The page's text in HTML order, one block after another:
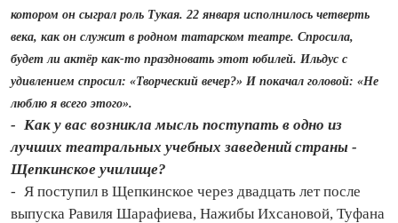
котором он сыграл роль Тукая. 22 января исполнилось четверть
века, как он служит в родном татарском театре. Спросила,
будет ли актёр как‑то праздновать этот юбилей. Ильдус с
удивлением спросил: «Творческий вечер?» И покачал головой: «Не
люблю я всего этого».
- Как у вас возникла мысль поступать в одно из
лучших театральных учебных заведений страны -
Щепкинское училище?
- Я поступил в Щепкинское через двадцать лет после
выпуска Равиля Шарафиева, Нажибы Ихсановой, Туфана